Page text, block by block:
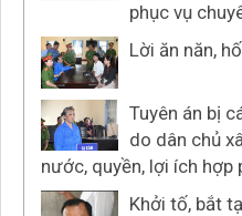
phục vụ
Lời ăn năn,
Tuyên án bị
do dân chủ
nước, quyền, lợi ích hợp
Khởi tố, bắt